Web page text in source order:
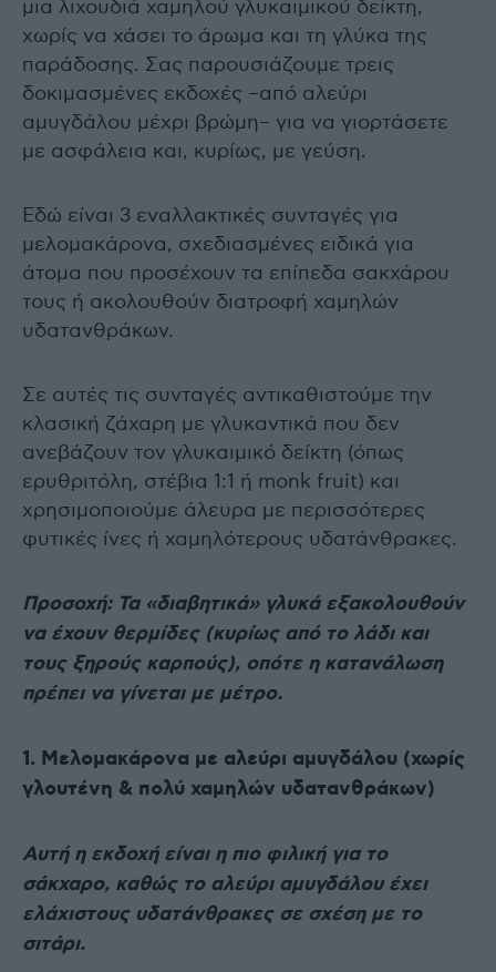
μια λιχουδιά χαμηλού γλυκαιμικού δείκτη,
χωρίς να χάσει το άρωμα και τη γλύκα της
παράδοσης. Σας παρουσιάζουμε τρεις
δοκιμασμένες εκδοχές –από αλεύρι
αμυγδάλου μέχρι βρώμη– για να γιορτάσετε
με ασφάλεια και, κυρίως, με γεύση.
Εδώ είναι 3 εναλλακτικές συνταγές για
μελομακάρονα, σχεδιασμένες ειδικά για
άτομα που προσέχουν τα επίπεδα σακχάρου
τους ή ακολουθούν διατροφή χαμηλών
υδατανθράκων.
Σε αυτές τις συνταγές αντικαθιστούμε την
κλασική ζάχαρη με γλυκαντικά που δεν
ανεβάζουν τον γλυκαιμικό δείκτη (όπως
ερυθριτόλη, στέβια 1:1 ή monk fruit) και
χρησιμοποιούμε άλευρα με περισσότερες
φυτικές ίνες ή χαμηλότερους υδατάνθρακες.
Προσοχή: Τα «διαβητικά» γλυκά εξακολουθούν
να έχουν θερμίδες (κυρίως από το λάδι και
τους ξηρούς καρπούς), οπότε η κατανάλωση
πρέπει να γίνεται με μέτρο.
1. Μελομακάρονα με αλεύρι αμυγδάλου (χωρίς
γλουτένη & πολύ χαμηλών υδατανθράκων)
Αυτή η εκδοχή είναι η πιο φιλική για το
σάκχαρο, καθώς το αλεύρι αμυγδάλου έχει
ελάχιστους υδατάνθρακες σε σχέση με το
σιτάρι.